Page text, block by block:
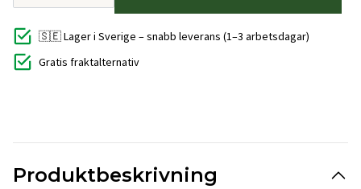
🇸🇪 Lager i Sverige – snabb leverans (1–3 arbetsdagar)
Gratis fraktalternativ
Produktbeskrivning